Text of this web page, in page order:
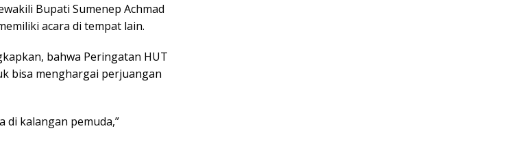
Bupati Sumenep Achmad
acara di tempat lain.
bahwa Peringatan HUT
bisa menghargai perjuangan
di kalangan pemuda,”